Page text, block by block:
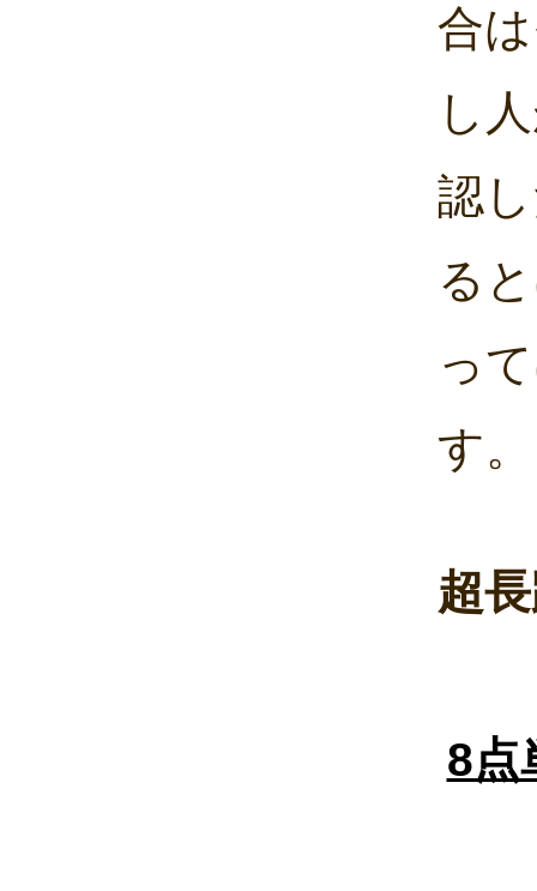
合
し
認
る
っ
す。
超
8点